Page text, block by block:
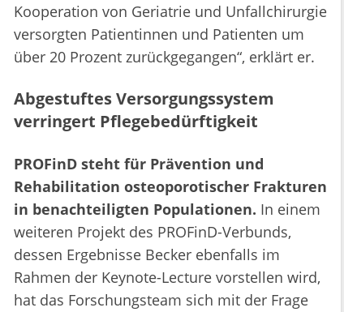
Kooperation von Geriatrie und Unfallchirurgie
versorgten Patientinnen und Patienten um
über 20 Prozent zurückgegangen“, erklärt er.
Abgestuftes Versorgungssystem
verringert Pflegebedürftigkeit
PROFinD steht für Prävention und
Rehabilitation osteoporotischer Frakturen
in benachteiligten Populationen. In einem
weiteren Projekt des PROFinD-Verbunds,
dessen Ergebnisse Becker ebenfalls im
Rahmen der Keynote-Lecture vorstellen wird,
hat das Forschungsteam sich mit der Frage